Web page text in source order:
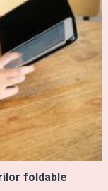
foldable